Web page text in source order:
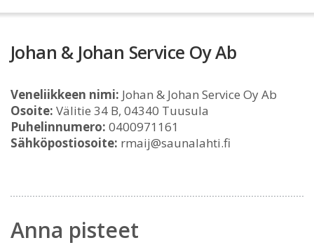
Johan & Johan Service Oy Ab
Veneliikkeen nimi: Johan & Johan Service Oy Ab
Osoite: Välitie 34 B, 04340 Tuusula
Puhelinnumero: 0400971161
Sähköpostiosoite: rmaij@saunalahti.fi
Anna pisteet